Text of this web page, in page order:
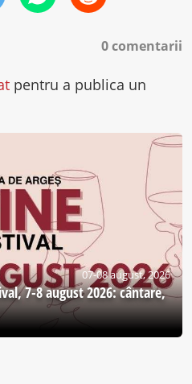
0 comentarii
pentru a publica un
07-08 august, 2026
7-8 august 2026: cântare,